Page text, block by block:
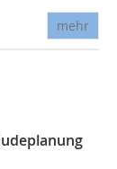
mehr